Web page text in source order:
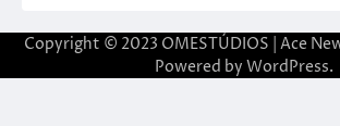
Copyright © 2023 OMESTÚDIOS | Ace
Powered by WordPress.